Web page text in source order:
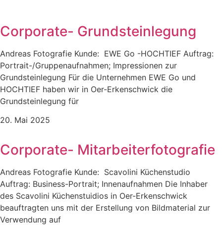
Corporate- Grundsteinlegung
Andreas Fotografie Kunde: EWE Go -HOCHTIEF Auftrag:
Portrait-/Gruppenaufnahmen; Impressionen zur
Grundsteinlegung Für die Unternehmen EWE Go und
HOCHTIEF haben wir in Oer-Erkenschwick die
Grundsteinlegung für
20. Mai 2025
Corporate- Mitarbeiterfotografie
Andreas Fotografie Kunde: Scavolini Küchenstudio
Auftrag: Business-Portrait; Innenaufnahmen Die Inhaber
des Scavolini Küchenstuidios in Oer-Erkenschwick
beauftragten uns mit der Erstellung von Bildmaterial zur
Verwendung auf